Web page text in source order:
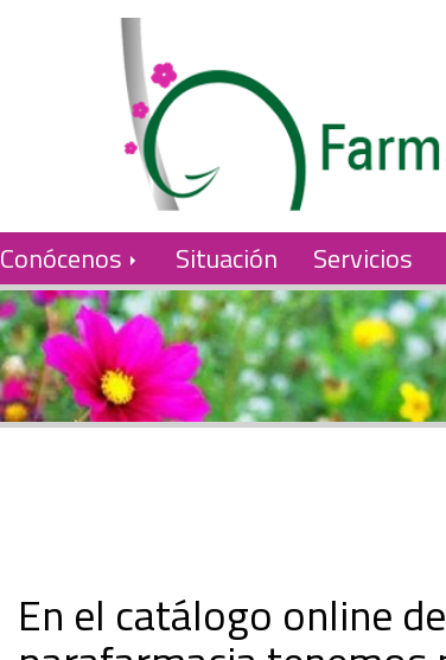
Conócenos Situación Servicios
En el catálogo online